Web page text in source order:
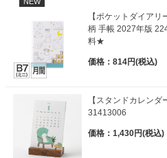
【ポケットダイア
柄 手帳 2027年版
料★
価格：814円(税込)
【スタンドカレン
31413006
価格：1,430円(税込)